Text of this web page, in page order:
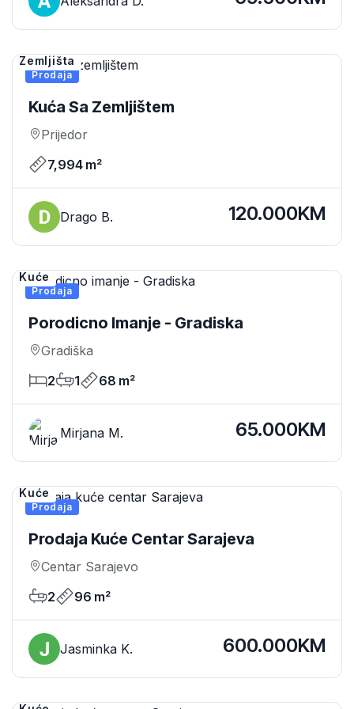
Prodaja
Zemljišta
Kuća Sa Zemljištem
Prijedor
7,994 m²
Drago B. 120.000KM
Prodaja
Kuće
Porodicno Imanje - Gradiska
Gradiška
2
1 68 m²
Mirjana M. 65.000KM
Prodaja
Kuće
Prodaja Kuće Centar Sarajeva
Centar Sarajevo
2
96 m²
Jasminka K. 600.000KM